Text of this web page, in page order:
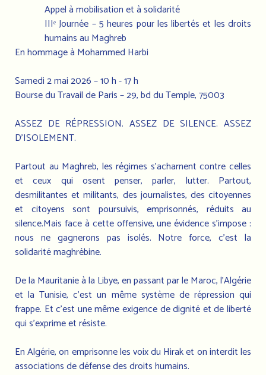
Appel à mobilisation et à solidarité
IIIᵉ Journée – 5 heures pour les libertés et les droits
humains au Maghreb
En hommage à Mohammed Harbi
Samedi 2 mai 2026 – 10 h - 17 h
Bourse du Travail de Paris – 29, bd du Temple, 75003
ASSEZ DE RÉPRESSION. ASSEZ DE SILENCE. ASSEZ
D’ISOLEMENT.
Partout au Maghreb, les régimes s’acharnent contre celles
et ceux qui osent penser, parler, lutter. Partout,
desmilitantes et militants, des journalistes, des citoyennes
et citoyens sont poursuivis, emprisonnés, réduits au
silence.Mais face à cette offensive, une évidence s’impose :
nous ne gagnerons pas isolés. Notre force, c’est la
solidarité maghrébine.
De la Mauritanie à la Libye, en passant par le Maroc, l’Algérie
et la Tunisie, c’est un même système de répression qui
frappe. Et c’est une même exigence de dignité et de liberté
qui s’exprime et résiste.
En Algérie, on emprisonne les voix du Hirak et on interdit les
associations de défense des droits humains.